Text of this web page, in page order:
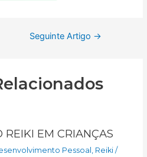
Seguinte Artigo →
REIKI EM CRIANÇAS
Pessoal , Reiki/